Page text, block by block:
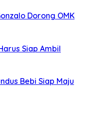
Dorong OMK
Siap Ambil
Bebi Siap Maju